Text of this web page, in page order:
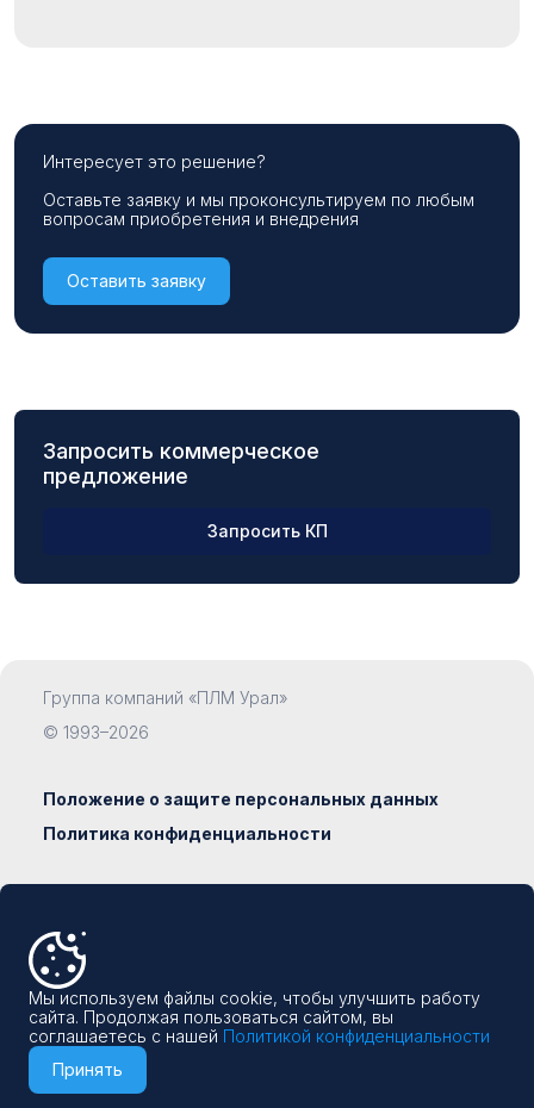
Интересует это решение?
Оставьте заявку и мы проконсультируем по любым
вопросам приобретения и внедрения
Оставить заявку
Запросить коммерческое
предложение
Запросить КП
Компания
Email
Мы используем файлы cookie, чтобы улучшить работу
сайта. Продолжая пользоваться сайтом, вы
соглашаетесь с нашей Политикой конфиденциальности
Принять
Группа компаний «ПЛМ Урал»
© 1993–2026
Положение о защите персональных данных
Политика конфиденциальности
8 800 500-19-93
info@plm-ural.ru